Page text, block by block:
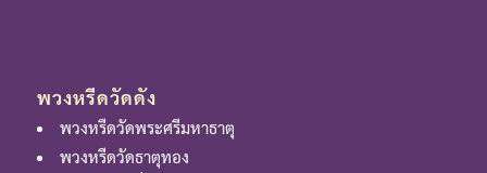
พวงหรีดวัดดัง
พวงหรีดวัดพระศรีมหาธาตุ
พวงหรีดวัดธาตุทอง